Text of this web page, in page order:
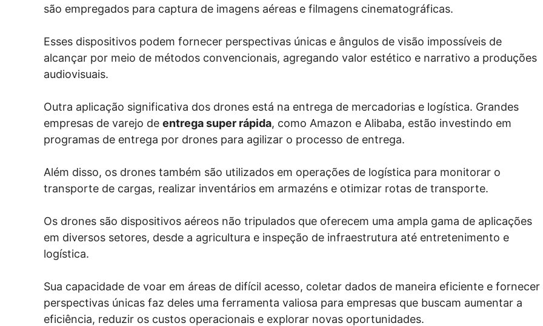
são empregados para captura de imagens aéreas e filmagens cinematográficas.
Esses dispositivos podem fornecer perspectivas únicas e ângulos de visão impossíveis de
alcançar por meio de métodos convencionais, agregando valor estético e narrativo a produções
audiovisuais.
Outra aplicação significativa dos drones está na entrega de mercadorias e logística. Grandes
empresas de varejo de entrega super rápida, como Amazon e Alibaba, estão investindo em
programas de entrega por drones para agilizar o processo de entrega.
Além disso, os drones também são utilizados em operações de logística para monitorar o
transporte de cargas, realizar inventários em armazéns e otimizar rotas de transporte.
Os drones são dispositivos aéreos não tripulados que oferecem uma ampla gama de aplicações
em diversos setores, desde a agricultura e inspeção de infraestrutura até entretenimento e
logística.
Sua capacidade de voar em áreas de difícil acesso, coletar dados de maneira eficiente e fornecer
perspectivas únicas faz deles uma ferramenta valiosa para empresas que buscam aumentar a
eficiência, reduzir os custos operacionais e explorar novas oportunidades.